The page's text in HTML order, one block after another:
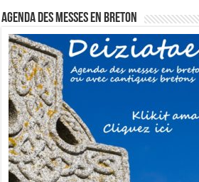
Agenda des messes en breton